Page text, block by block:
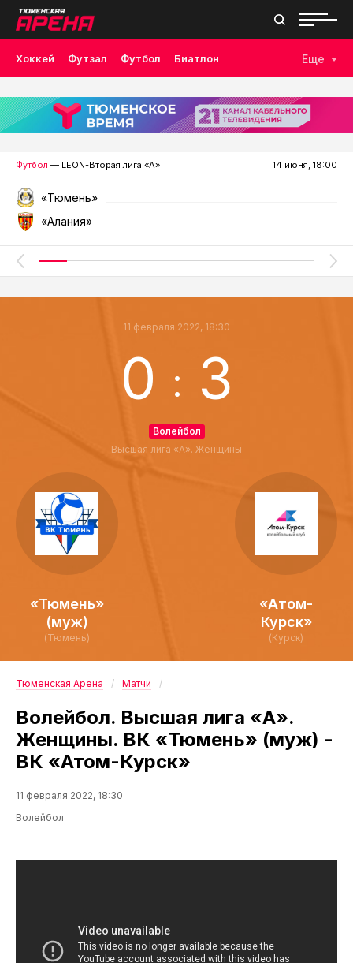
Хоккей Футзал Футбол Биатлон
Лыжные гонки Волейбол Плавание Дзюдо
Скалолазание Велоспорт Бокс
Еще
Футбол — LEON-Вторая лига «А» 14 июня, 18:00
«Тюмень»
«Алания»
«Тюмень»
(муж)
(Тюмень)
11 февраля 2022, 18:30
0 : 3
Волейбол
Высшая лига «А». Женщины
«Атом-
Курск»
(Курск)
Тюменская Арена Матчи
Волейбол. Высшая лига «А».
Женщины. ВК «Тюмень» (муж) -
ВК «Атом-Курск»
11 февраля 2022, 18:30
Волейбол